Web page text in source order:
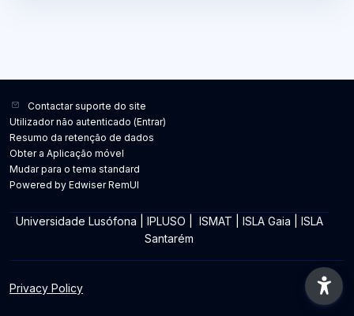
Contactar suporte do site
Utilizador não autenticado (Entrar)
Resumo da retenção de dados
Obter a Aplicação móvel
Mudar para o tema standard
Powered by Edwiser RemUI
Universidade Lusófona IPLUSO ISMAT ISLA Gaia
ISLA
Santarém
Privacy Policy